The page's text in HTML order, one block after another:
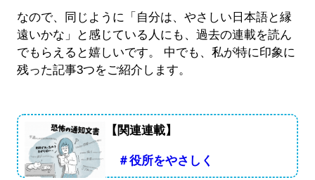
なので、同じように「自分は、やさしい日本語と縁
遠いかな」と感じている人にも、過去の連載を読ん
でもらえると嬉しいです。 中でも、私が特に印象に
残った記事3つをご紹介します。
【関連連載】
＃役所をやさしく